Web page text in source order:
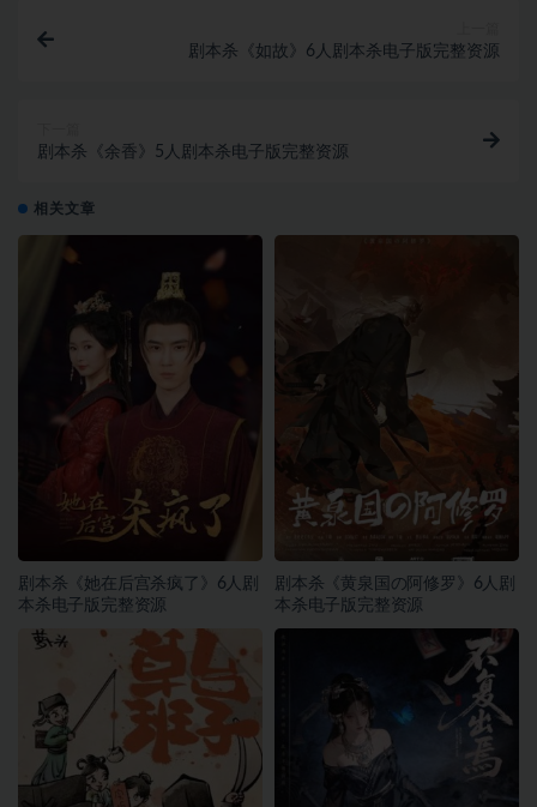
剧本杀《如故》6人剧本杀电子版完整资源
剧本杀《余香》5人剧本杀电子版完整资源
相关文章
剧本杀《她在后宫杀疯了》6人剧
本杀电子版完整资源
剧本杀《黄泉国の阿修罗》6人剧
本杀电子版完整资源